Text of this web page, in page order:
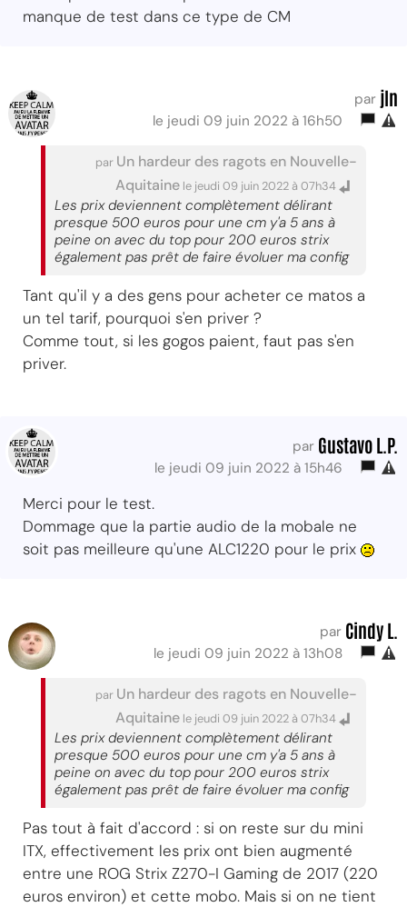
manque de test dans ce type de CM
par jln
le jeudi 09 juin 2022 à 16h50
par Un hardeur des ragots en Nouvelle-
Aquitaine le jeudi 09 juin 2022 à 07h34
Les prix deviennent complètement délirant
presque 500 euros pour une cm y'a 5 ans à
peine on avec du top pour 200 euros strix
également pas prêt de faire évoluer ma config
Tant qu'il y a des gens pour acheter ce matos a
un tel tarif, pourquoi s'en priver ?
Comme tout, si les gogos paient, faut pas s'en
priver.
par Gustavo L.P.
le jeudi 09 juin 2022 à 15h46
Merci pour le test.
Dommage que la partie audio de la mobale ne
soit pas meilleure qu'une ALC1220 pour le prix
par Cindy L.
le jeudi 09 juin 2022 à 13h08
par Un hardeur des ragots en Nouvelle-
Aquitaine le jeudi 09 juin 2022 à 07h34
Les prix deviennent complètement délirant
presque 500 euros pour une cm y'a 5 ans à
peine on avec du top pour 200 euros strix
également pas prêt de faire évoluer ma config
Pas tout à fait d'accord : si on reste sur du mini
ITX, effectivement les prix ont bien augmenté
entre une ROG Strix Z270-I Gaming de 2017 (220
euros environ) et cette mobo. Mais si on ne tient